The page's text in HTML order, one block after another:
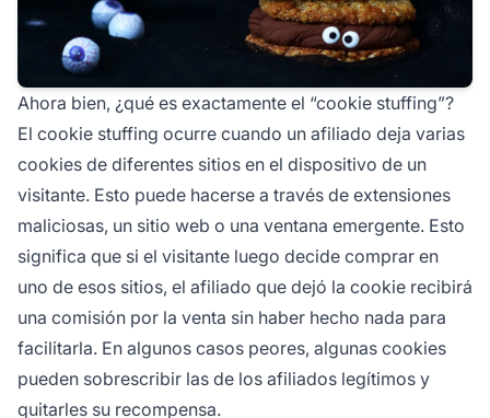
Ahora bien, ¿qué es exactamente el “cookie stuffing”?
El cookie stuffing ocurre cuando un afiliado deja varias
cookies de diferentes sitios en el dispositivo de un
visitante. Esto puede hacerse a través de extensiones
maliciosas, un sitio web o una ventana emergente. Esto
significa que si el visitante luego decide comprar en
uno de esos sitios, el afiliado que dejó la cookie recibirá
una comisión por la venta sin haber hecho nada para
facilitarla. En algunos casos peores, algunas cookies
pueden sobrescribir las de los afiliados legítimos y
quitarles su recompensa.